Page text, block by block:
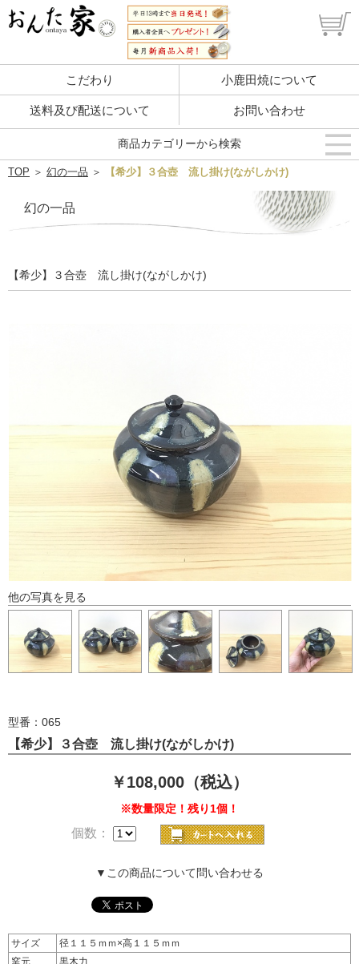
こだわり 小鹿田焼について
送料及び配送について お問い合わせ
TOP ＞ 幻の一品 ＞ 【希少】３合壺 流し掛け(ながしかけ)
幻の一品
【希少】３合壺 流し掛け(ながしかけ)
他の写真を見る
型番：065
【希少】３合壺 流し掛け(ながしかけ)
￥108,000（税込）
※数量限定！残り1個！
個数：
▼この商品について問い合わせる
サイズ
径１１５ｍｍ×高１１５ｍｍ
窯元
黒木力
商品カテゴリーから検索